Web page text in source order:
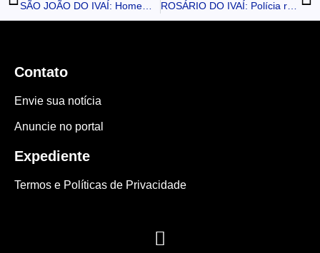
SÃO JOÃO DO IVAÍ: Homem é preso após ameaça namorada e agredi-la durante discussão ROSÁRIO DO IVAÍ: Polícia registra apreensão de veículo, reclamação de som alto e abordagem
Contato
Envie sua notícia
Anuncie no portal
Expediente
Termos e Políticas de Privacidade